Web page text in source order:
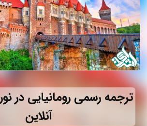
ترجمه رسمی رومانیایی در
آنلاین